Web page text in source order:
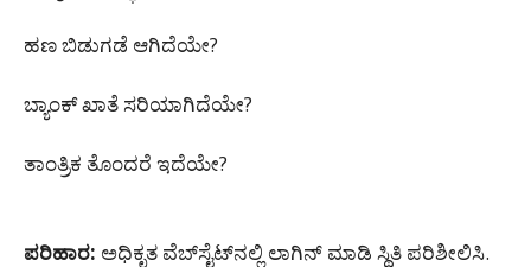
ಹಣ ಬಿಡುಗಡೆ ಆಗಿದೆಯೇ?
ಬ್ಯಾಂಕ್ ಖಾತೆ ಸರಿಯಾಗಿದೆಯೇ?
ತಾಂತ್ರಿಕ ತೊಂದರೆ ಇದೆಯೇ?
ಪರಿಹಾರ: ಅಧಿಕೃತ ವೆಬ್‌ಸೈಟ್‌ನಲ್ಲಿ ಲಾಗಿನ್ ಮಾಡಿ ಸ್ಥಿತಿ ಪರಿಶೀಲಿಸಿ.